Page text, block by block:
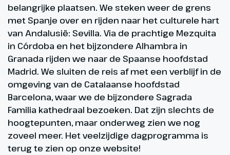
belangrijke plaatsen. We steken weer de grens
met Spanje over en rijden naar het culturele hart
van Andalusië: Sevilla. Via de prachtige Mezquita
in Córdoba en het bijzondere Alhambra in
Granada rijden we naar de Spaanse hoofdstad
Madrid. We sluiten de reis af met een verblijf in de
omgeving van de Catalaanse hoofdstad
Barcelona, waar we de bijzondere Sagrada
Familia kathedraal bezoeken. Dat zijn slechts de
hoogtepunten, maar onderweg zien we nog
zoveel meer. Het veelzijdige dagprogramma is
terug te zien op onze website!